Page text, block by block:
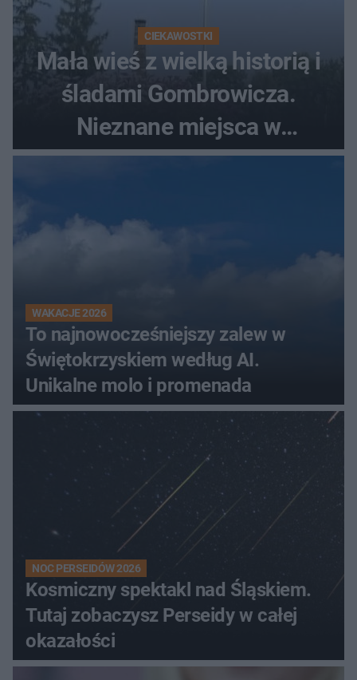
CIEKAWOSTKI
Mała wieś z wielką historią i
śladami Gombrowicza.
Nieznane miejsca w
Świętokrzyskiem
WAKACJE 2026
To najnowocześniejszy zalew w
Świętokrzyskiem według AI.
Unikalne molo i promenada
NOC PERSEIDÓW 2026
Kosmiczny spektakl nad Śląskiem.
Tutaj zobaczysz Perseidy w całej
okazałości